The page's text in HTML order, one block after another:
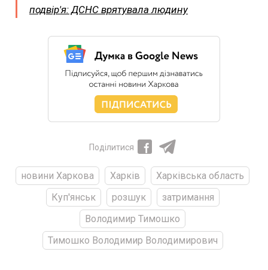
подвір'я: ДСНС врятувала людину
Поділитися
новини Харкова Харків
Харківська область
Куп'янськ
розшук
затримання
Володимир Тимошко
Тимошко Володимир Володимирович